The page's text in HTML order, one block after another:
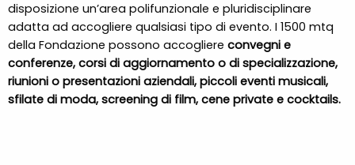
disposizione un’area polifunzionale e pluridisciplinare
adatta ad accogliere qualsiasi tipo di evento. I 1500 mtq
della Fondazione possono accogliere convegni e
conferenze, corsi di aggiornamento o di specializzazione,
riunioni o presentazioni aziendali, piccoli eventi musicali,
sfilate di moda, screening di film, cene private e cocktails.